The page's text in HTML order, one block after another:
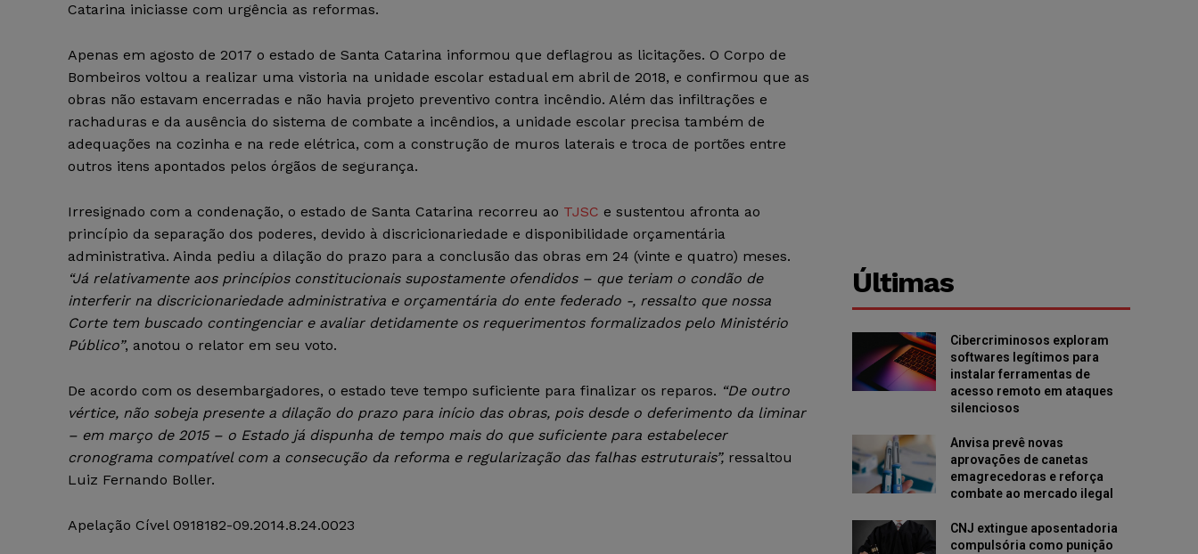
Catarina iniciasse com urgência as reformas.
Apenas em agosto de 2017 o estado de Santa Catarina informou que deflagrou as licitações. O Corpo de
Bombeiros voltou a realizar uma vistoria na unidade escolar estadual em abril de 2018, e confirmou que as
obras não estavam encerradas e não havia projeto preventivo contra incêndio. Além das infiltrações e
rachaduras e da ausência do sistema de combate a incêndios, a unidade escolar precisa também de
adequações na cozinha e na rede elétrica, com a construção de muros laterais e troca de portões entre
outros itens apontados pelos órgãos de segurança.
Irresignado com a condenação, o estado de Santa Catarina recorreu ao TJSC e sustentou afronta ao
princípio da separação dos poderes, devido à discricionariedade e disponibilidade orçamentária
administrativa. Ainda pediu a dilação do prazo para a conclusão das obras em 24 (vinte e quatro) meses.
“Já relativamente aos princípios constitucionais supostamente ofendidos – que teriam o condão de
interferir na discricionariedade administrativa e orçamentária do ente federado -, ressalto que nossa
Corte tem buscado contingenciar e avaliar detidamente os requerimentos formalizados pelo Ministério
Público”, anotou o relator em seu voto.
De acordo com os desembargadores, o estado teve tempo suficiente para finalizar os reparos. “De outro
vértice, não sobeja presente a dilação do prazo para início das obras, pois desde o deferimento da liminar
– em março de 2015 – o Estado já dispunha de tempo mais do que suficiente para estabelecer
cronograma compatível com a consecução da reforma e regularização das falhas estruturais”, ressaltou
Luiz Fernando Boller.
Apelação Cível 0918182-09.2014.8.24.0023
Últimas
Cibercriminosos exploram
softwares legítimos para
instalar ferramentas de
acesso remoto em ataques
silenciosos
Anvisa prevê novas
aprovações de canetas
emagrecedoras e reforça
combate ao mercado ilegal
CNJ extingue aposentadoria
compulsória como punição